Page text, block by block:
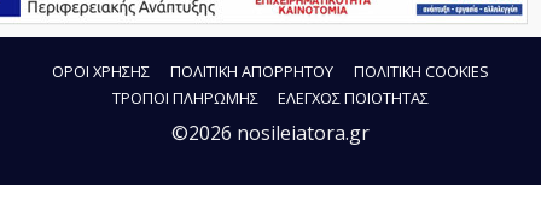
ΟΡΟΙ ΧΡΗΣΗΣ ΠΟΛΙΤΙΚΗ ΑΠΟΡΡΗΤΟΥ
ΠΟΛΙΤΙΚΗ COOKIES
ΤΡΟΠΟΙ ΠΛΗΡΩΜΗΣ
ΕΛΕΓΧΟΣ ΠΟΙΟΤΗΤΑΣ
©2026 nosileiatora.gr